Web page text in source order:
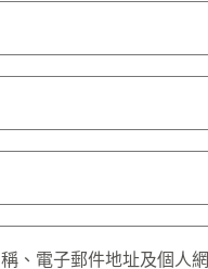
、電子郵件地址及個人